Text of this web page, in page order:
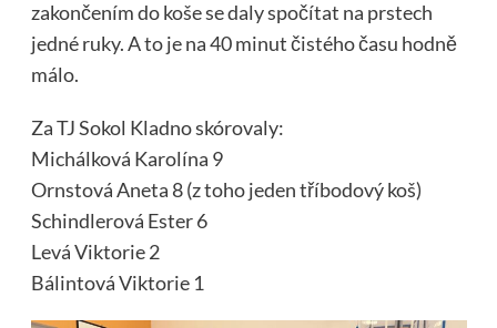
zakončením do koše se daly spočítat na prstech
jedné ruky. A to je na 40 minut čistého času hodně
málo.
Za TJ Sokol Kladno skórovaly:
Michálková Karolína 9
Ornstová Aneta 8 (z toho jeden tříbodový koš)
Schindlerová Ester 6
Levá Viktorie 2
Bálintová Viktorie 1